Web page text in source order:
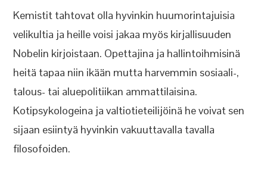
Kemistit tahtovat olla hyvinkin huumorintajuisia
velikultia ja heille voisi jakaa myös kirjallisuuden
Nobelin kirjoistaan. Opettajina ja hallintoihmisinä
heitä tapaa niin ikään mutta harvemmin sosiaali-,
talous- tai aluepolitiikan ammattilaisina.
Kotipsykologeina ja valtiotieteilijöinä he voivat sen
sijaan esiintyä hyvinkin vakuuttavalla tavalla
filosofoiden.